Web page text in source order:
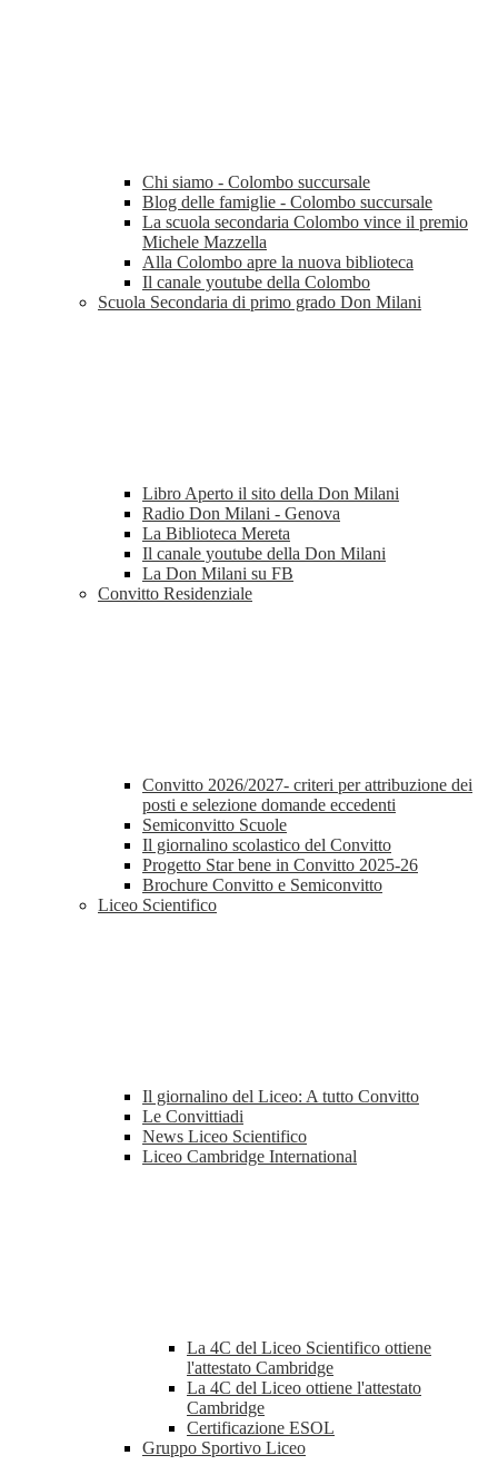
Chi siamo - Colombo succursale
Blog delle famiglie - Colombo succursale
La scuola secondaria Colombo vince il premio
Michele Mazzella
Alla Colombo apre la nuova biblioteca
Il canale youtube della Colombo
Scuola Secondaria di primo grado Don Milani
Libro Aperto il sito della Don Milani
Radio Don Milani - Genova
La Biblioteca Mereta
Il canale youtube della Don Milani
La Don Milani su FB
Convitto Residenziale
Convitto 2026/2027- criteri per attribuzione dei
posti e selezione domande eccedenti
Semiconvitto Scuole
Il giornalino scolastico del Convitto
Progetto Star bene in Convitto 2025-26
Brochure Convitto e Semiconvitto
Liceo Scientifico
Il giornalino del Liceo: A tutto Convitto
Le Convittiadi
News Liceo Scientifico
Liceo Cambridge International
La 4C del Liceo Scientifico ottiene
l'attestato Cambridge
La 4C del Liceo ottiene l'attestato
Cambridge
Certificazione ESOL
Gruppo Sportivo Liceo